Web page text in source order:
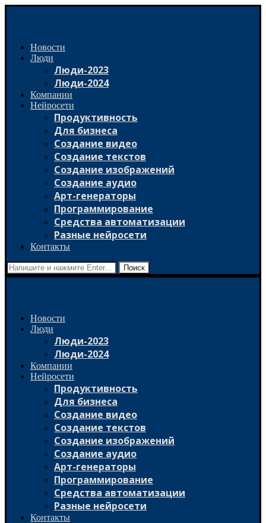
Новости
Люди
Люди-2023
Люди-2024
Компании
Нейросети
Продуктивность
Для бизнеса
Создание видео
Создание текстов
Создание изображений
Создание аудио
Арт-генераторы
Программирование
Средства автоматизации
Разные нейросети
Контакты
Поиск
Новости
Люди
Люди-2023
Люди-2024
Компании
Нейросети
Продуктивность
Для бизнеса
Создание видео
Создание текстов
Создание изображений
Создание аудио
Арт-генераторы
Программирование
Средства автоматизации
Разные нейросети
Контакты